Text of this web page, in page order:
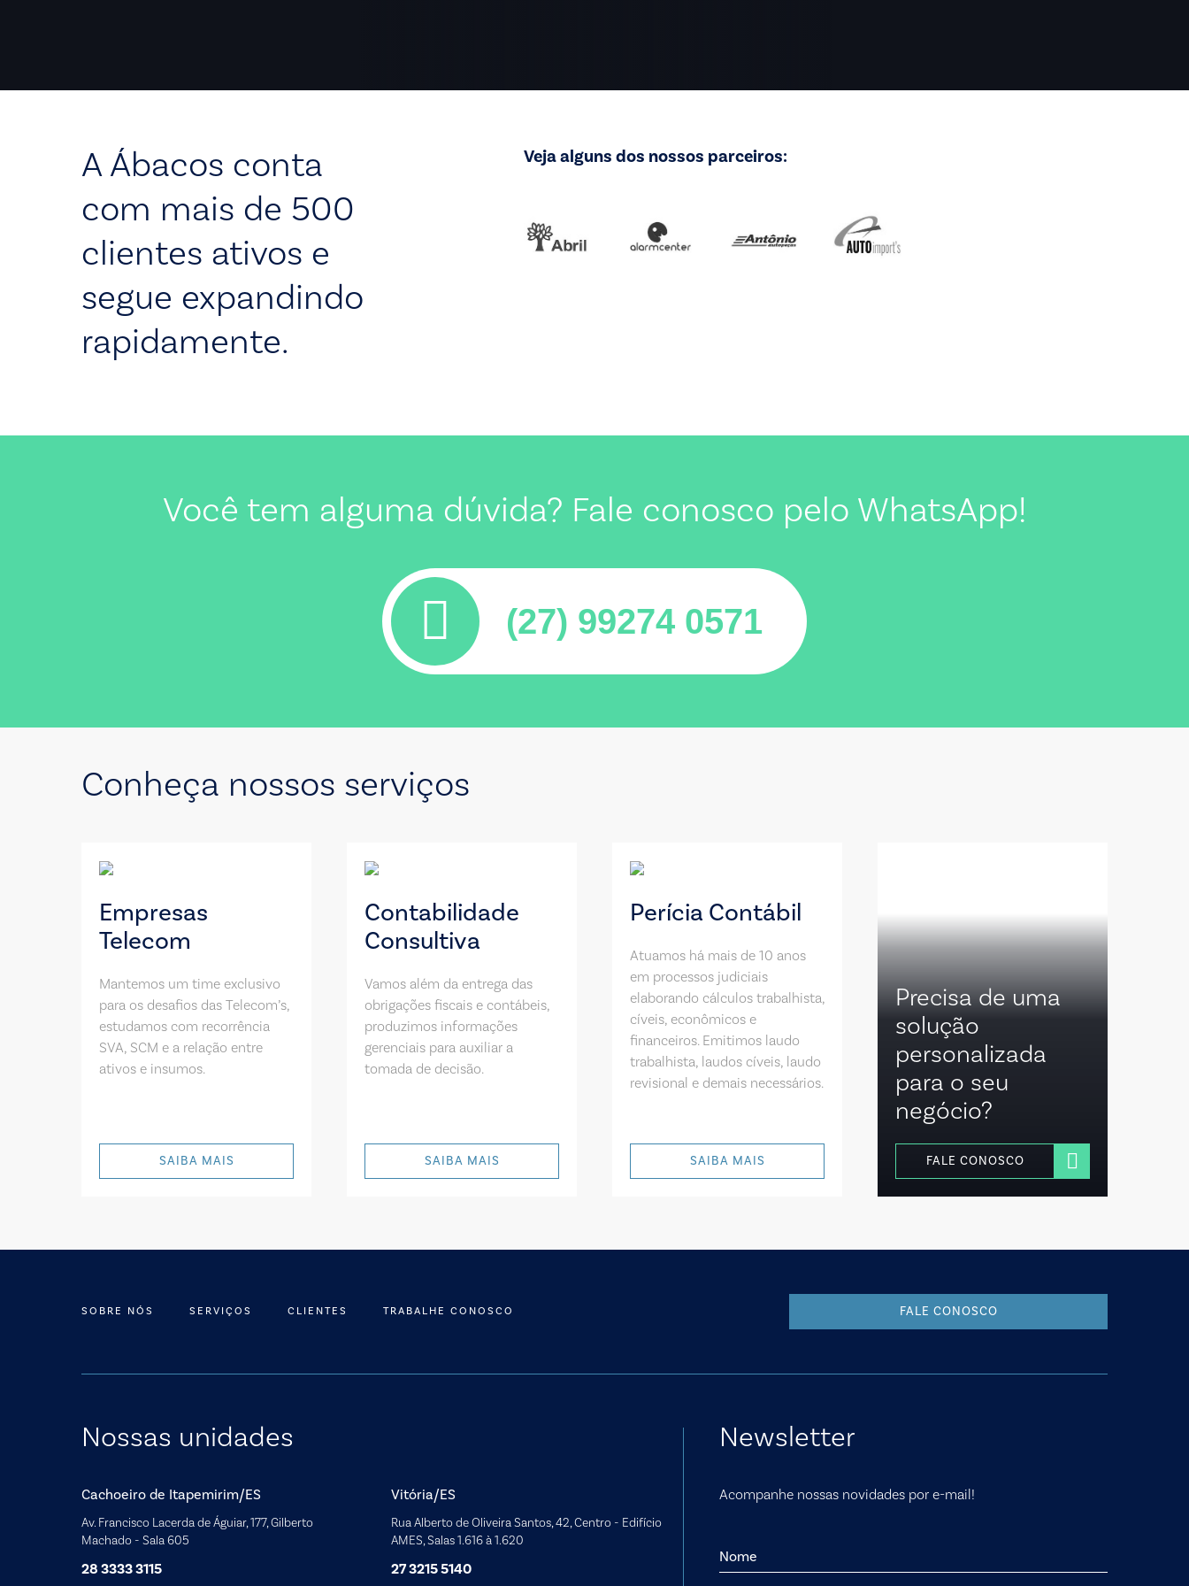
A Ábacos conta
com mais de 500
clientes ativos e
segue expandindo
rapidamente.
Veja alguns dos nossos parceiros:
Você tem alguma dúvida? Fale conosco pelo WhatsApp!
(27) 99274 0571
Conheça nossos serviços
Empresas
Telecom
Mantemos um time exclusivo
para os desafios das Telecom’s,
estudamos com recorrência
SVA, SCM e a relação entre
ativos e insumos.
SAIBA MAIS
Contabilidade
Consultiva
Vamos além da entrega das
obrigações fiscais e contábeis,
produzimos informações
gerenciais para auxiliar a
tomada de decisão.
SAIBA MAIS
Perícia Contábil
Atuamos há mais de 10 anos
em processos judiciais
elaborando cálculos trabalhista,
cíveis, econômicos e
financeiros. Emitimos laudo
trabalhista, laudos cíveis, laudo
revisional e demais necessários.
SAIBA MAIS
Precisa de uma
solução
personalizada
para o seu
negócio?
FALE CONOSCO
SOBRE NÓS SERVIÇOS CLIENTES TRABALHE CONOSCO FALE CONOSCO
Nossas unidades
Cachoeiro de Itapemirim/ES
Av. Francisco Lacerda de Águiar, 177, Gilberto
Machado - Sala 605
28 3333 3115
Vitória/ES
Rua Alberto de Oliveira Santos, 42, Centro - Edifício
AMES, Salas 1.616 à 1.620
27 3215 5140
Newsletter
Acompanhe nossas novidades por e-mail!